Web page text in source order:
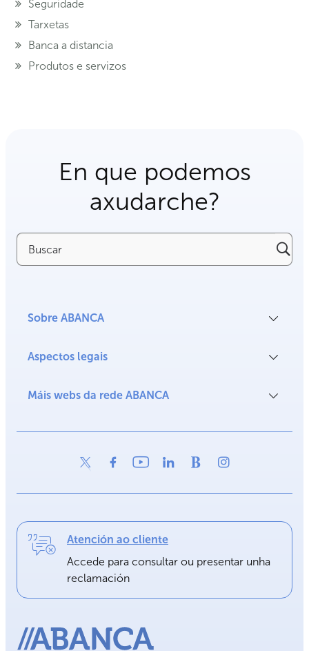
Seguridade
Tarxetas
Banca a distancia
Produtos e servizos
En que podemos
axudarche?
Buscar
Sobre ABANCA
Aspectos legais
Máis webs da rede ABANCA
Atención ao cliente
Accede para consultar ou presentar unha
reclamación